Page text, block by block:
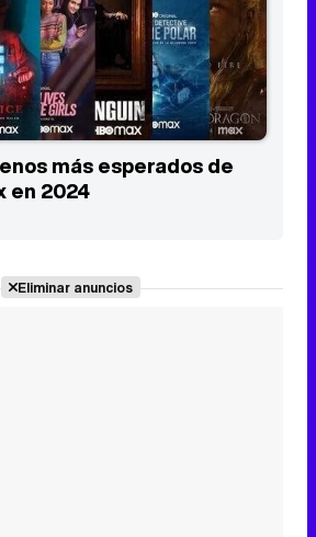
más esperados de
en 2024
Eliminar anuncios